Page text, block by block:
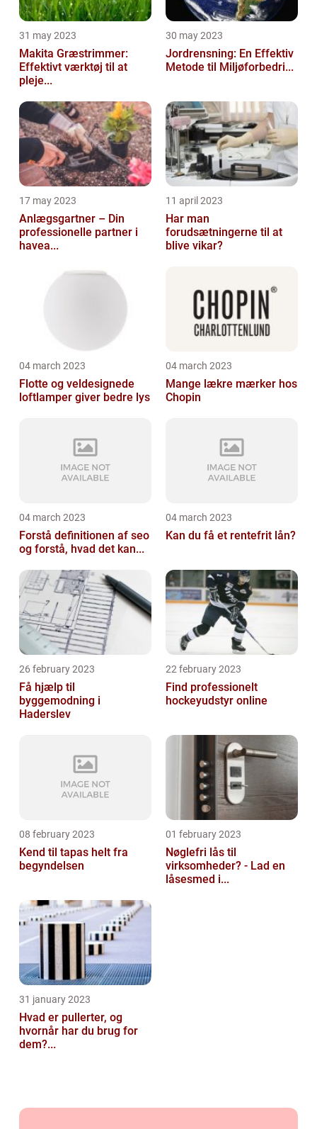
31 may 2023
Makita Græstrimmer:
Effektivt værktøj til at
pleje...
30 may 2023
Jordrensning: En Effektiv
Metode til Miljøforbedri...
17 may 2023
Anlægsgartner – Din
professionelle partner i
havea...
11 april 2023
Har man
forudsætningerne til at
blive vikar?
04 march 2023
Flotte og veldesignede
loftlamper giver bedre lys
04 march 2023
Mange lækre mærker hos
Chopin
04 march 2023
Forstå definitionen af seo
og forstå, hvad det kan...
04 march 2023
Kan du få et rentefrit lån?
26 february 2023
Få hjælp til
byggemodning i
Haderslev
22 february 2023
Find professionelt
hockeyudstyr online
08 february 2023
Kend til tapas helt fra
begyndelsen
01 february 2023
Nøglefri lås til
virksomheder? - Lad en
låsesmed i...
31 january 2023
Hvad er pullerter, og
hvornår har du brug for
dem?...